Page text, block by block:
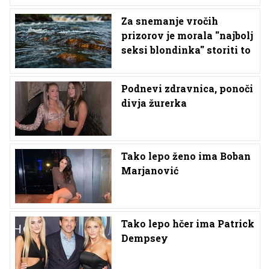
Za snemanje vročih
prizorov je morala ''najbolj
seksi blondinka'' storiti to
Podnevi zdravnica, ponoči
divja žurerka
Tako lepo ženo ima Boban
Marjanović
Tako lepo hčer ima Patrick
Dempsey